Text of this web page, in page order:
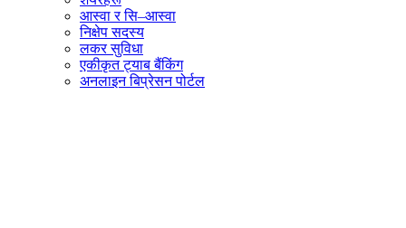
आस्वा र सि–आस्वा
निक्षेप सदस्य
लकर सुविधा
एकीकृत ट्याब बैंकिंग
अनलाइन बिप्रेसन पोर्टल